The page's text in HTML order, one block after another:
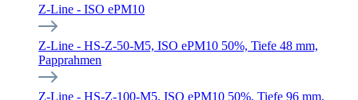
Z-Line - ISO ePM10
Z-Line - HS-Z-50-M5, ISO ePM10 50%, Tiefe 48 mm,
Papprahmen
Z-Line - HS-Z-100-M5, ISO ePM10 50%, Tiefe 96 mm,